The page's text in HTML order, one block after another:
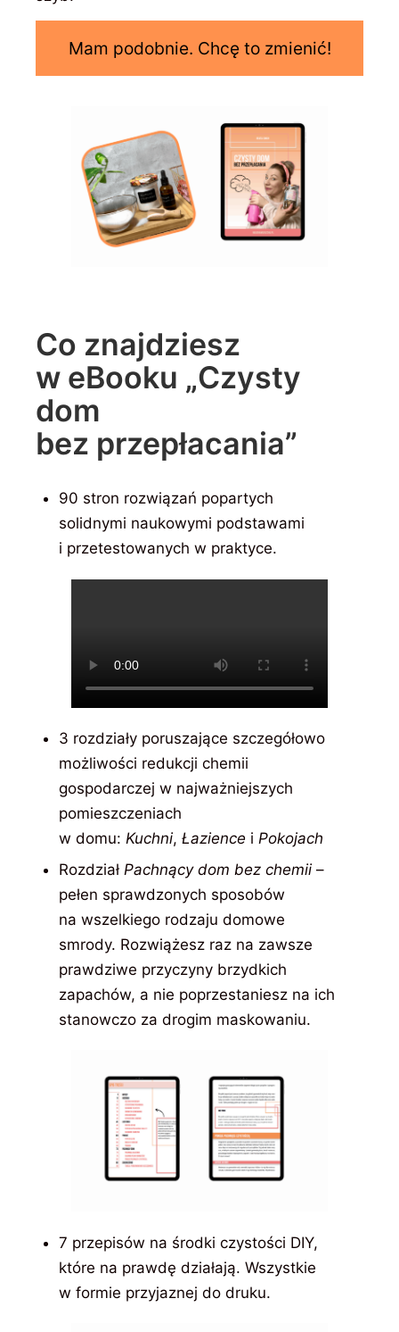
Mam podobnie. Chcę to zmienić!
Co znajdziesz
w eBooku „Czysty
dom
bez przepłacania”
90 stron rozwiązań popartych
solidnymi naukowymi podstawami
i przetestowanych w praktyce.
3 rozdziały poruszające szczegółowo
możliwości redukcji chemii
gospodarczej w najważniejszych
pomieszczeniach
w domu: Kuchni, Łazience i Pokojach
Rozdział Pachnący dom bez chemii–
pełen sprawdzonych sposobów
na wszelkiego rodzaju domowe
smrody. Rozwiążesz raz na zawsze
prawdziwe przyczyny brzydkich
zapachów, a nie poprzestaniesz na ich
stanowczo za drogim maskowaniu.
7 przepisów na środki czystości DIY,
które na prawdę działają. Wszystkie
w formie przyjaznej do druku.